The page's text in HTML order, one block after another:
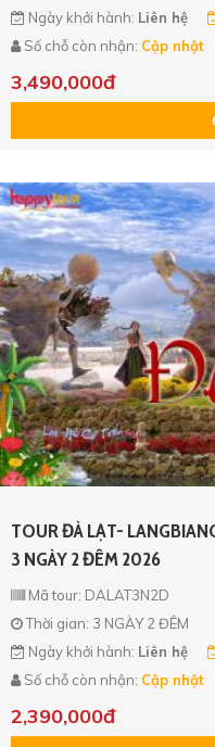
Ngày khởi hành: Liên hệ
Số chỗ còn nhận: Cập nhật
3,490,000đ
TOUR ĐÀ LẠT-
3 NGÀY 2 ĐÊM 2026
Mã tour: DALAT3N2D
Thời gian: 3 NGÀY 2 ĐÊM
Ngày khởi hành: Liên hệ
Số chỗ còn nhận: Cập nhật
2,390,000đ